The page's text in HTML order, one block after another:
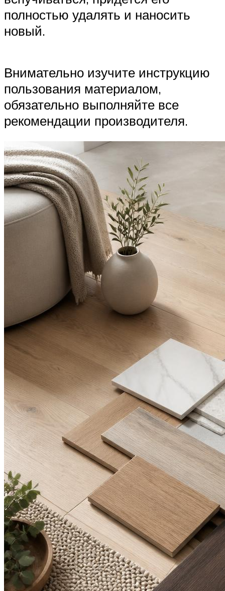
полностью удалять и наносить
новый.
Внимательно изучите инструкцию
пользования материалом,
обязательно выполняйте все
рекомендации производителя.